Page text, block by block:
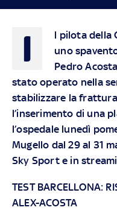
I
l pilota della
uno
Pedro
stato operato nella
stabilizzare la
l’inserimento di una
l’ospedale lunedì
Mugello dal 29 al 31
Sky Sport e in
TEST BARCELLONA:
ALEX-ACOSTA